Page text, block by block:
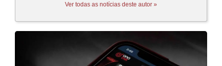
Ver todas as notícias deste autor »